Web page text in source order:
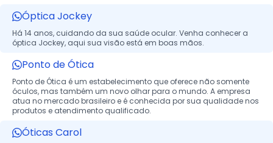
Óptica Jockey
Há 14 anos, cuidando da sua saúde ocular. Venha conhecer a
óptica Jockey, aqui sua visão está em boas mãos.
Ponto de Ótica
Ponto de Ótica é um estabelecimento que oferece não somente
óculos, mas também um novo olhar para o mundo. A empresa
atua no mercado brasileiro e é conhecida por sua qualidade nos
produtos e atendimento qualificado.
Óticas Carol